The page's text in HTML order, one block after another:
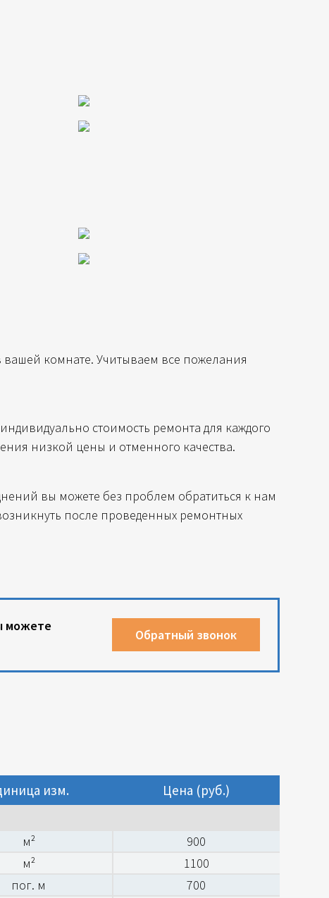
комнате. Учитываем все пожелания
стоимость ремонта для каждого
низкой цены и отменного качества.
вы можете без проблем обратиться к нам
после проведенных ремонтных
можете
Обратный звонок
изм. Цена (руб.)
м²
900
м²
1100
пог. м
700